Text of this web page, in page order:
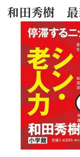
和田秀樹 最